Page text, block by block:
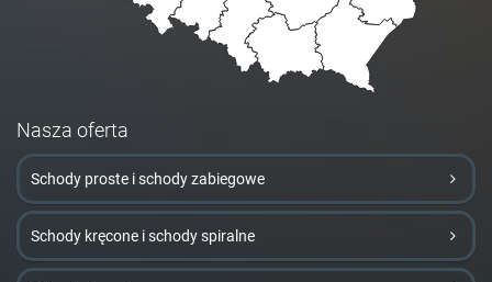
Nasza oferta
Schody proste i schody zabiegowe
Schody kręcone i schody spiralne